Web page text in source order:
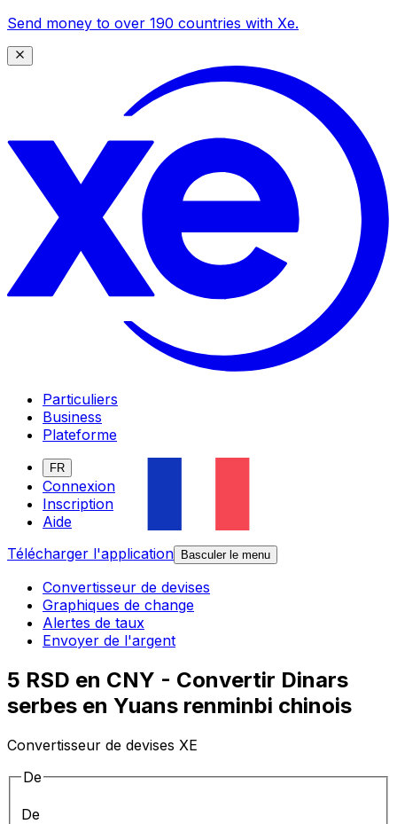
Send money to over 190 countries with Xe.
Particuliers
Business
Plateforme
FR
Connexion
Inscription
Aide
Télécharger l'application
Basculer le menu
Convertisseur de devises
Graphiques de change
Alertes de taux
Envoyer de l'argent
5 RSD en CNY - Convertir Dinars
serbes en Yuans renminbi chinois
Convertisseur de devises XE
De
De